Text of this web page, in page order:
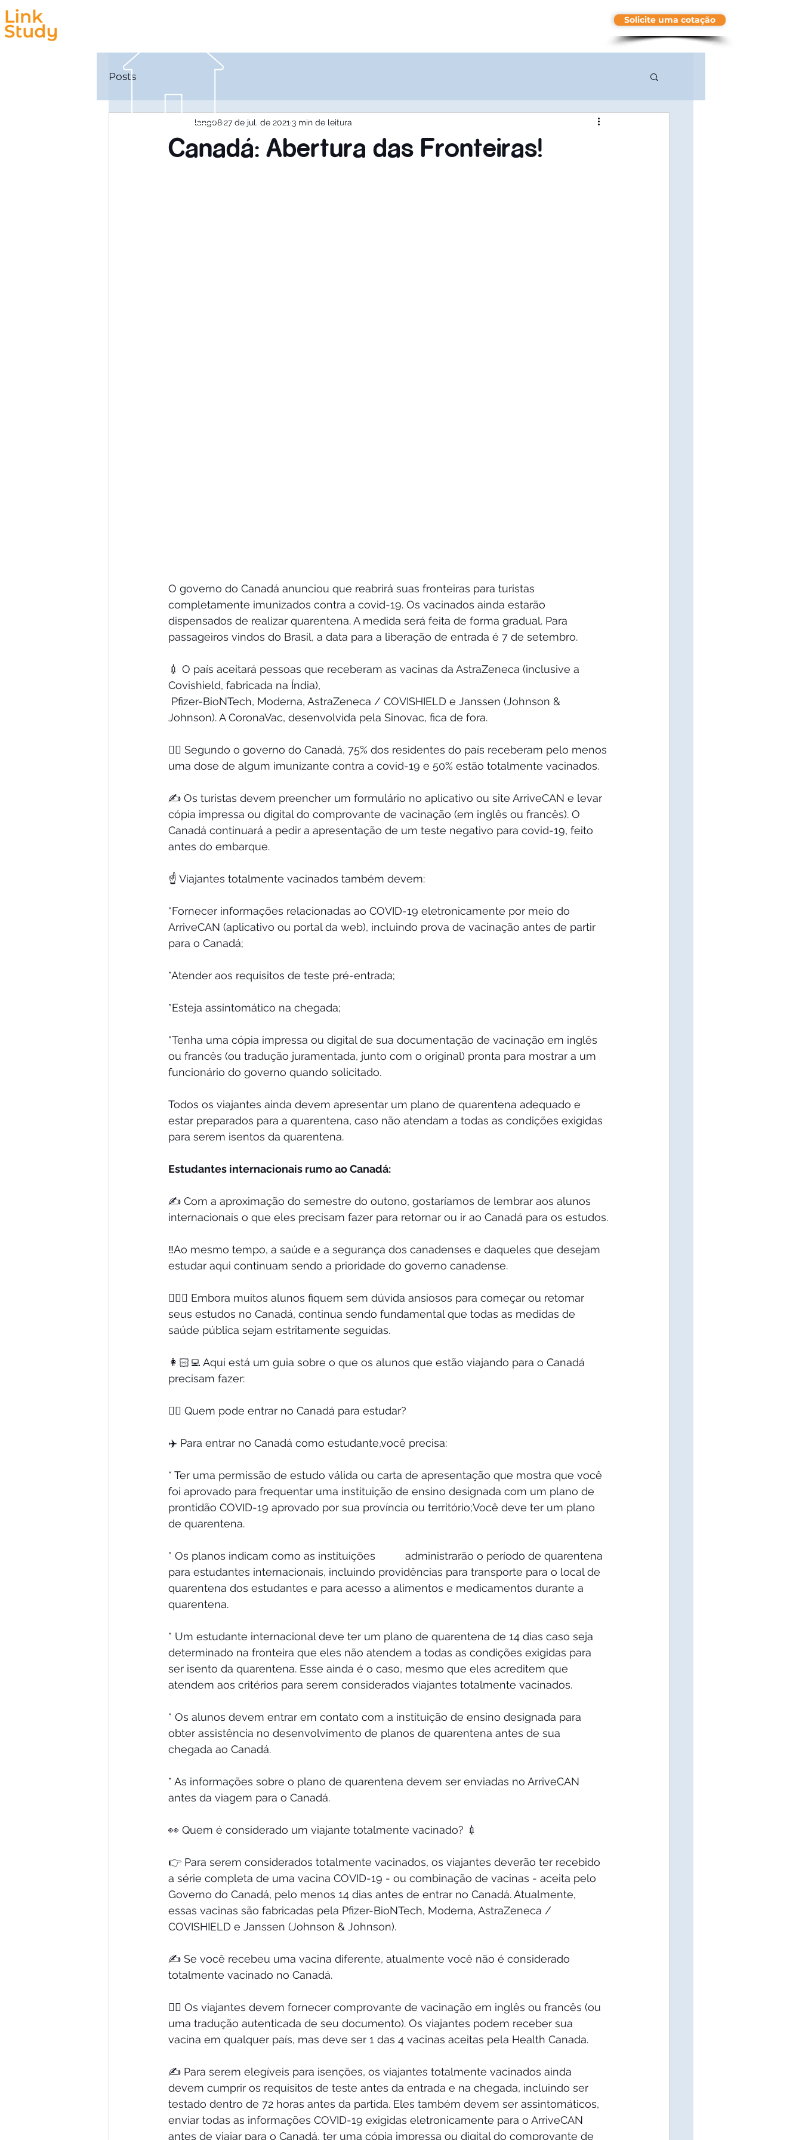
Solicite uma cotação
Posts
Canadá: Abertura das Fronteiras!
lang0827 de jul. de 2021 3 min de leitura
O governo do Canadá anunciou que reabrirá suas fronteiras para turistas
completamente imunizados contra a covid-19. Os vacinados ainda estarão
dispensados de realizar quarentena. A medida será feita de forma gradual. Para
passageiros vindos do Brasil, a data para a liberação de entrada é 7 de setembro.
💉 O país aceitará pessoas que receberam as vacinas da AstraZeneca (inclusive a
Covishield, fabricada na Índia),
Johnson). A CoronaVac, desenvolvida pela Sinovac, fica de fora.
🙋‍♀️ Segundo o governo do Canadá, 75% dos residentes do país receberam pelo menos
uma dose de algum imunizante contra a covid-19 e 50% estão totalmente vacinados.
✍️ Os turistas devem preencher um formulário no aplicativo ou site ArriveCAN e levar
cópia impressa ou digital do comprovante de vacinação (em inglês ou francês). O
Canadá continuará a pedir a apresentação de um teste negativo para covid-19, feito
antes do embarque.
☝️ Viajantes totalmente vacinados também devem:
*Fornecer informações relacionadas ao COVID-19 eletronicamente por meio do
ArriveCAN (aplicativo ou portal da web), incluindo prova de vacinação antes de partir
para o Canadá;
*Atender aos requisitos de teste pré-entrada;
*Esteja assintomático na chegada;
*Tenha uma cópia impressa ou digital de sua documentação de vacinação em inglês
ou francês (ou tradução juramentada, junto com o original) pronta para mostrar a um
funcionário do governo quando solicitado.
Todos os viajantes ainda devem apresentar um plano de quarentena adequado e
estar preparados para a quarentena, caso não atendam a todas as condições exigidas
para serem isentos da quarentena.
Estudantes internacionais rumo ao Canadá:
✍️ Com a aproximação do semestre do outono, gostaríamos de lembrar aos alunos
internacionais o que eles precisam fazer para retornar ou ir ao Canadá para os estudos.
‼️Ao mesmo tempo, a saúde e a segurança dos canadenses e daqueles que desejam
estudar aqui continuam sendo a prioridade do governo canadense.
🤷🏻‍♀️ Embora muitos alunos fiquem sem dúvida ansiosos para começar ou retomar
seus estudos no Canadá, continua sendo fundamental que todas as medidas de
saúde pública sejam estritamente seguidas.
👩🏻‍💻 Aqui está um guia sobre o que os alunos que estão viajando para o Canadá
precisam fazer:
🙋‍♀️ Quem pode entrar no Canadá para estudar?
✈️ Para entrar no Canadá como estudante,você precisa:
* Ter uma permissão de estudo válida ou carta de apresentação que mostra que você
foi aprovado para frequentar uma instituição de ensino designada com um plano de
prontidão COVID-19 aprovado por sua província ou território;Você deve ter um plano
de quarentena.
* Os planos indicam como as instituições          administrarão o período de quarentena
para estudantes internacionais, incluindo providências para transporte para o local de
quarentena dos estudantes e para acesso a alimentos e medicamentos durante a
quarentena.
* Um estudante internacional deve ter um plano de quarentena de 14 dias caso seja
determinado na fronteira que eles não atendem a todas as condições exigidas para
ser isento da quarentena. Esse ainda é o caso, mesmo que eles acreditem que
atendem aos critérios para serem considerados viajantes totalmente vacinados.
* Os alunos devem entrar em contato com a instituição de ensino designada para
obter assistência no desenvolvimento de planos de quarentena antes de sua
chegada ao Canadá.
* As informações sobre o plano de quarentena devem ser enviadas no ArriveCAN
antes da viagem para o Canadá.
👀 Quem é considerado um viajante totalmente vacinado? 💉
👉 Para serem considerados totalmente vacinados, os viajantes deverão ter recebido
a série completa de uma vacina COVID-19 - ou combinação de vacinas - aceita pelo
Governo do Canadá, pelo menos 14 dias antes de entrar no Canadá. Atualmente,
essas vacinas são fabricadas pela Pfizer-BioNTech, Moderna, AstraZeneca /
COVISHIELD e Janssen (Johnson & Johnson).
✍️ Se você recebeu uma vacina diferente, atualmente você não é considerado
totalmente vacinado no Canadá.
🙋‍♀️ Os viajantes devem fornecer comprovante de vacinação em inglês ou francês (ou
uma tradução autenticada de seu documento). Os viajantes podem receber sua
vacina em qualquer país, mas deve ser 1 das 4 vacinas aceitas pela Health Canada.
✍️ Para serem elegíveis para isenções, os viajantes totalmente vacinados ainda
devem cumprir os requisitos de teste antes da entrada e na chegada, incluindo ser
testado dentro de 72 horas antes da partida. Eles também devem ser assintomáticos,
enviar todas as informações COVID-19 exigidas eletronicamente para o ArriveCAN
antes de viajar para o Canadá, ter uma cópia impressa ou digital do comprovante de